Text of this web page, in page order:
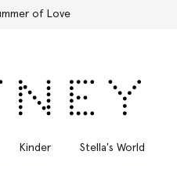
für alle Bestellungen
Kinder Stella's World